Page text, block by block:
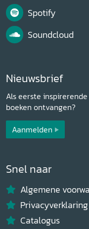
Spotify
Soundcloud
Nieuwsbrief
Als eerste
boeken ontvangen?
Aanmelden
Snel naar
Algemene
Privacyverklaring
Catalogus